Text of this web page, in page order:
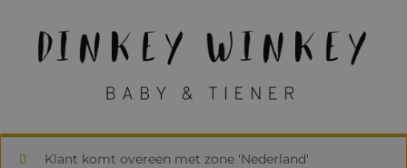
Klant komt overeen met zone 'Nederland'